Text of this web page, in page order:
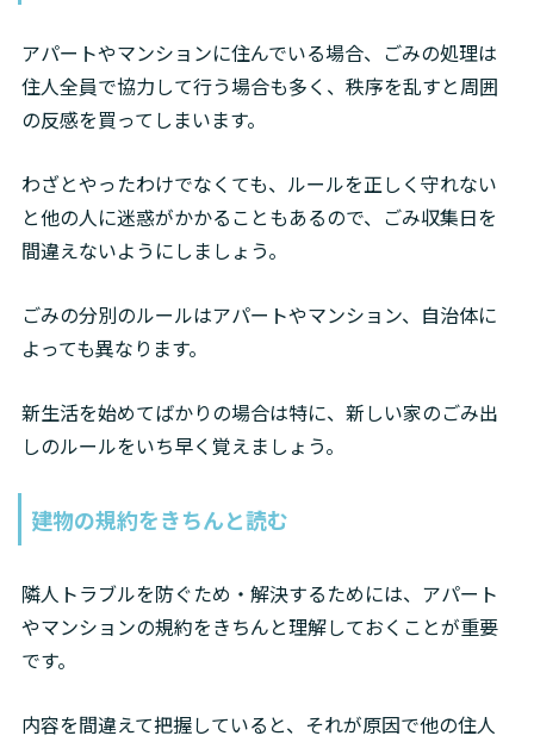
アパートやマンションに住んでいる場合、ごみの処理は
住人全員で協力して行う場合も多く、秩序を乱すと周囲
の反感を買ってしまいます。
わざとやったわけでなくても、ルールを正しく守れない
と他の人に迷惑がかかることもあるので、ごみ収集日を
間違えないようにしましょう。
ごみの分別のルールはアパートやマンション、自治体に
よっても異なります。
新生活を始めてばかりの場合は特に、新しい家のごみ出
しのルールをいち早く覚えましょう。
建物の規約をきちんと読む
隣人トラブルを防ぐため・解決するためには、アパート
やマンションの規約をきちんと理解しておくことが重要
です。
内容を間違えて把握していると、それが原因で他の住人